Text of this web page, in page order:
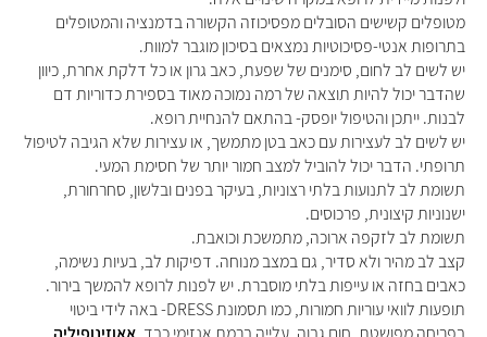
מטופלים קשישים הסובלים מפסיכוזה הקשורה בדמנציה והמטופלים
בתרופות אנטי-פסיכוטיות נמצאים בסיכון מוגבר למוות.
יש לשים לב לחום, סימנים של שפעת, כאב גרון או כל דלקת אחרת, כיוון
שהדבר יכול להיות תוצאה של רמה נמוכה מאוד בספירת כדוריות דם
לבנות. ייתכן והטיפול יופסק- בהתאם להנחיית רופא.
יש לשים לב לעצירות עם כאב בטן מתמשך, או עצירות שלא הגיבה לטיפול
תרופתי. הדבר יכול להוביל למצב חמור יותר של חסימת המעי.
תשומת לב לתנועות בלתי רצוניות, בעיקר בפנים ובלשון, סחרחורת,
ישנוניות קיצונית, פרכוסים.
תשומת לב לזקפה ארוכה, מתמשכת וכואבת.
קצב לב מהיר ולא סדיר, גם במצב מנוחה. דפיקות לב, בעיות נשימה,
כאבים בחזה או עייפות בלתי מוסברת. יש לפנות לרופא להמשך בירור.
תופעות לוואי עוריות חמורות, כמו תסמונת
באה לידי ביטוי